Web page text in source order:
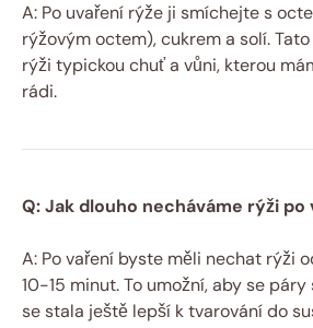
A: Po uvaření rýže ji smíchejte s
rýžovým octem), cukrem a solí.
rýži typickou chuť a vůni, kterou
rádi.
Q: Jak dlouho necháváme rýži po
A: Po vaření byste měli nechat rýži
10-15 minut. To umožní, aby se
se stala ještě lepší k tvarování do